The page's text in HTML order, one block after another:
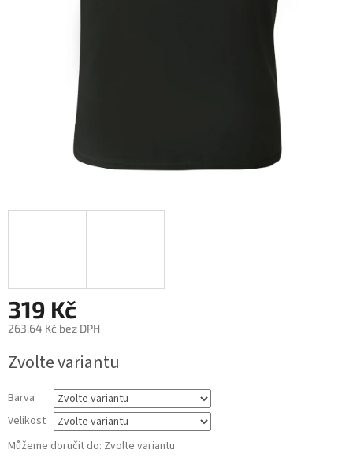
319 Kč
263,64 Kč bez DPH
cena:
Zvolte variantu
Barva
Velikost
Můžeme doručit do: Zvolte variantu